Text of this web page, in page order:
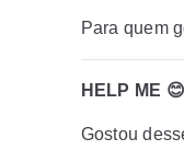
Para quem
HELP ME 😊
Gostou